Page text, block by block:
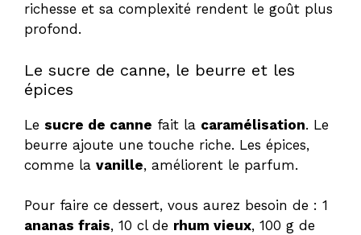
richesse et sa complexité rendent le goût plus
profond.
Le sucre de canne, le beurre et les
épices
Le sucre de canne fait la caramélisation. Le
beurre ajoute une touche riche. Les épices,
comme la vanille, améliorent le parfum.
Pour faire ce dessert, vous aurez besoin de : 1
ananas frais, 10 cl de rhum vieux, 100 g de